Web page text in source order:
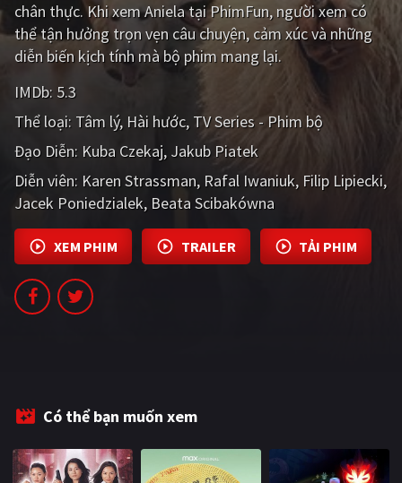
QUỐC GIA
Trung Quốc - Hồng Kông
Ấn Độ Việt Nam
Tổng hợp
CẬP NHẬT
PHIM MỚI
PHIM BỘ
TUYỂN TẬP PHIM
BLOG
chân thực. Khi xem Aniela tại PhimFun, người xem có
thể tận hưởng trọn vẹn câu chuyện, cảm xúc và những
diễn biến kịch tính mà bộ phim mang lại.
IMDb: 5.3
Thể loại: Tâm lý Hài hước TV Series - Phim bộ
Đạo Diễn: Kuba Czekaj Jakub Piatek
Diễn viên: Karen Strassman Rafal Iwaniuk Filip Lipiecki
Jacek Poniedzialek Beata Scibakówna
XEM PHIM TRAILER TẢI PHIM
Có thể bạn muốn xem